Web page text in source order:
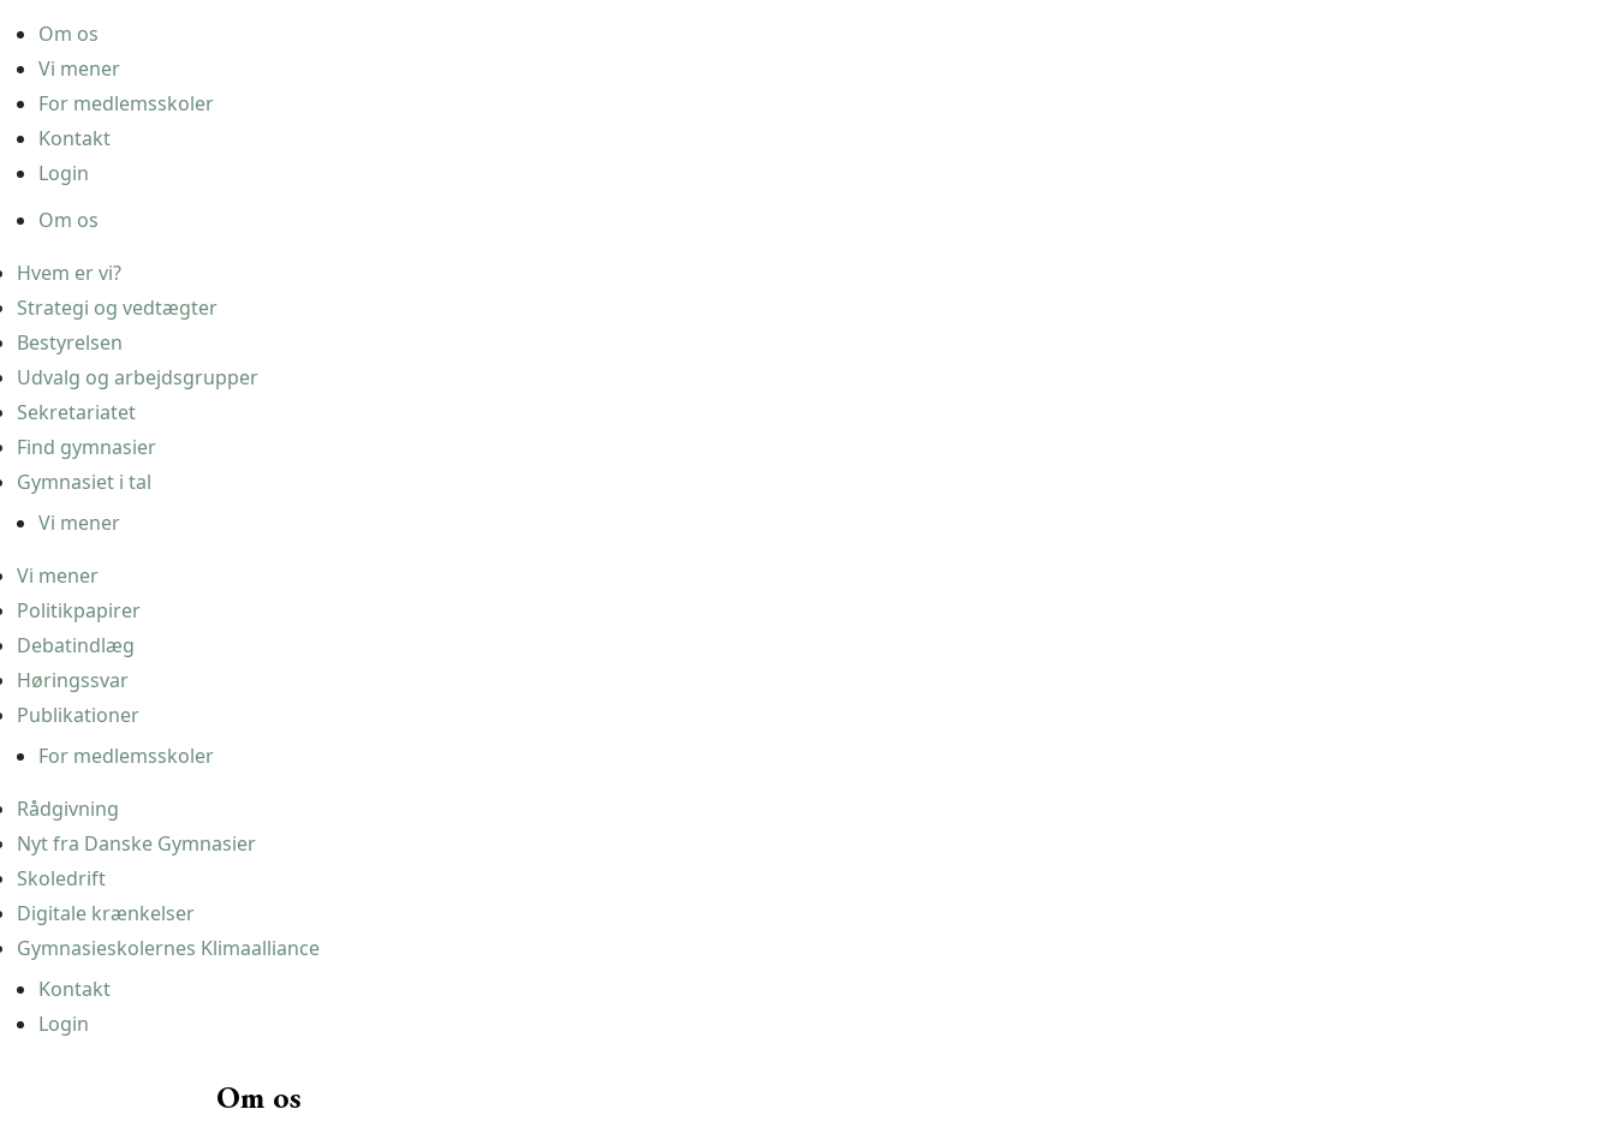
Om os
Vi mener
For medlemsskoler
Kontakt
Login
Om os
Hvem er vi?
Strategi og vedtægter
Bestyrelsen
Udvalg og arbejdsgrupper
Sekretariatet
Find gymnasier
Gymnasiet i tal
Vi mener
Vi mener
Politikpapirer
Debatindlæg
Høringssvar
Publikationer
For medlemsskoler
Rådgivning
Nyt fra Danske Gymnasier
Skoledrift
Digitale krænkelser
Gymnasieskolernes Klimaalliance
Kontakt
Login
Om os